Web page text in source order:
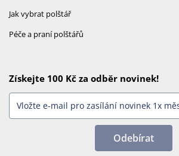
Jak vybrat polštář
Péče a praní polštářů
Získejte 100 Kč za odběr novinek!
Odebírat